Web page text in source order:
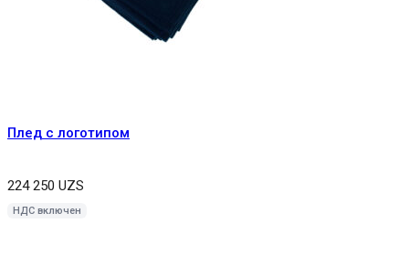
Плед с логотипом
224 250 UZS
НДС включен